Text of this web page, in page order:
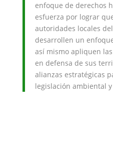
enfoque de derechos
esfuerza por lograr
autoridades locales
desarrollen un
así mismo apliquen
en defensa de sus
alianzas estratégicas
legislación ambiental y